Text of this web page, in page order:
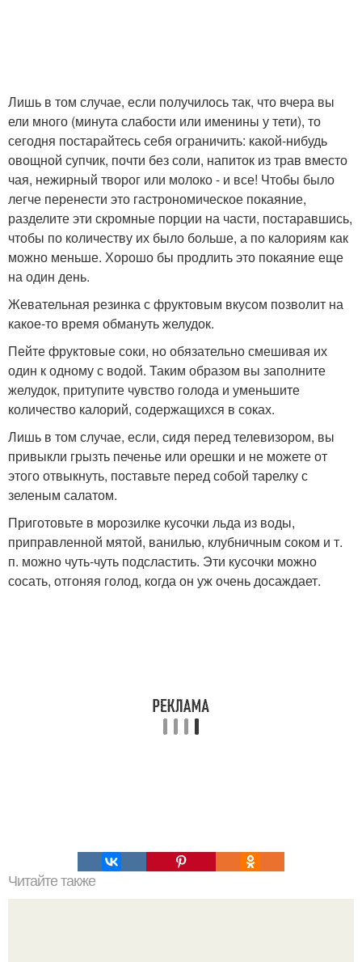
Лишь в том случае, если получилось так, что вчера вы
ели много (минута слабости или именины у тети), то
сегодня постарайтесь себя ограничить: какой-нибудь
овощной супчик, почти без соли, напиток из трав вместо
чая, нежирный творог или молоко - и все! Чтобы было
легче перенести это гастрономическое покаяние,
разделите эти скромные порции на части, постаравшись,
чтобы по количеству их было больше, а по калориям как
можно меньше. Хорошо бы продлить это покаяние еще
на один день.
Жевательная резинка с фруктовым вкусом позволит на
какое-то время обмануть желудок.
Пейте фруктовые соки, но обязательно смешивая их
один к одному с водой. Таким образом вы заполните
желудок, притупите чувство голода и уменьшите
количество калорий, содержащихся в соках.
Лишь в том случае, если, сидя перед телевизором, вы
привыкли грызть печенье или орешки и не можете от
этого отвыкнуть, поставьте перед собой тарелку с
зеленым салатом.
Приготовьте в морозилке кусочки льда из воды,
приправленной мятой, ванилью, клубничным соком и т.
п. можно чуть-чуть подсластить. Эти кусочки можно
сосать, отгоняя голод, когда он уж очень досаждает.
Читайте также